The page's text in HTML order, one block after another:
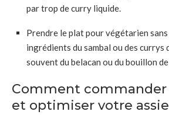
par trop de curry liquide.
Prendre le plat pour végétarien
ingrédients du sambal ou des currys
souvent du belacan ou du bouillon de
Comment commander
et optimiser votre